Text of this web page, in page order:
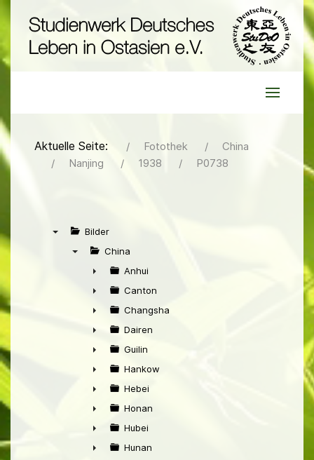
Aktuelle Seite: Fotothek
China
Nanjing
1938 P0738
Bilder
China
►
Anhui
►
Canton
►
Changsha
►
Dairen
►
Guilin
►
Hankow
►
Hebei
►
Honan
►
Hubei
Hunan